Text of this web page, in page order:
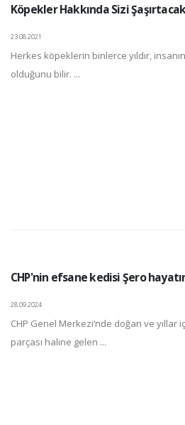
Köpekler Hakkında Sizi
23.08.2021
Herkes köpeklerin binlerce yıldır,
olduğunu bilir. ...
CHP'nin efsane kedisi Şero
28.09.2024
CHP Genel Merkezi’nde doğan ve yıllar
parçası haline gelen ...